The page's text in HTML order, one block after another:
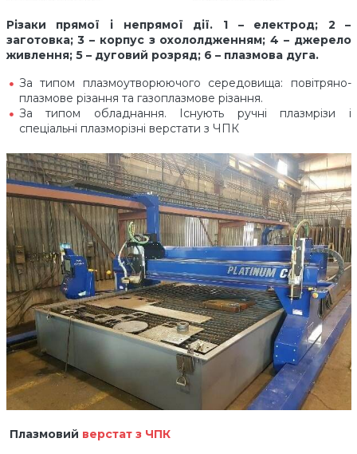
Різаки прямої і непрямої дії. 1 – електрод; 2 –
заготовка; 3 – корпус з охололдженням; 4 – джерело
живлення; 5 – дуговий розряд; 6 – плазмова дуга.
За типом плазмоутворюючого середовища: повітряно-
плазмове різання та газоплазмове різання.
За типом обладнання. Існують ручні плазмрізи і
спеціальні плазморізні верстати з ЧПК
Плазмовий верстат з ЧПК